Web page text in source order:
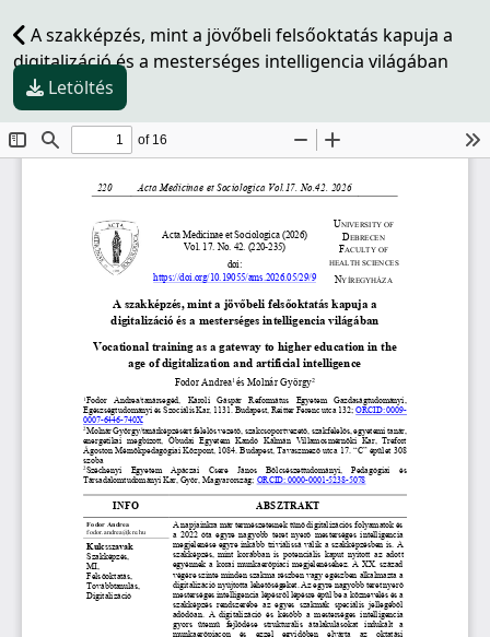
A szakképzés, mint a jövőbeli felsőoktatás kapuja a
digitalizáció és a mesterséges intelligencia világában
Letöltés